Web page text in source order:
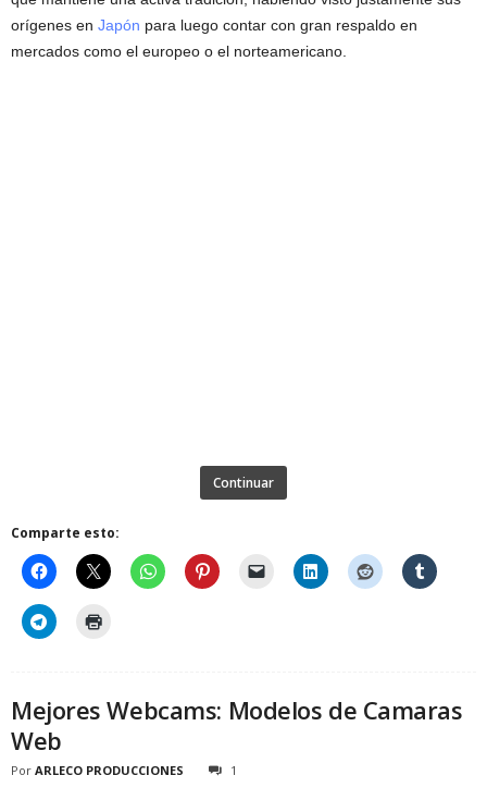
orígenes en Japón para luego contar con gran respaldo en
mercados como el europeo o el norteamericano.
Continuar
Comparte esto:
Mejores Webcams: Modelos de Camaras
Web
Por ARLECO PRODUCCIONES 1